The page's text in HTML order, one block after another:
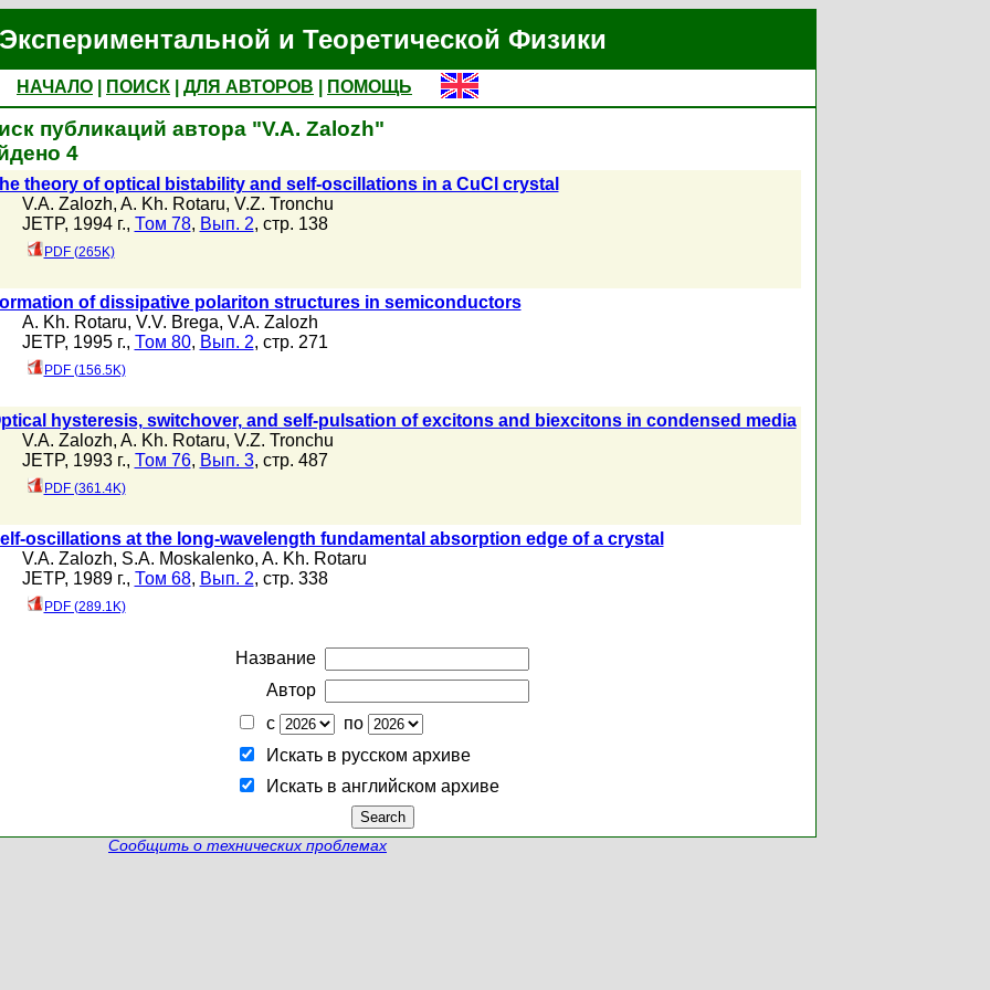
и Теоретической Физики
НАЧАЛО ПОИСК ДЛЯ АВТОРОВ ПОМОЩЬ
публикаций автора "V.A. Zalozh"
4
theory of optical bistability and self-oscillations in a CuCl crystal
V.A. Zalozh, A. Kh. Rotaru, V.Z. Tronchu
JETP, 1994 г., Том 78, Вып. 2, стр. 138
PDF (265K)
of dissipative polariton structures in semiconductors
A. Kh. Rotaru, V.V. Brega, V.A. Zalozh
JETP, 1995 г., Том 80, Вып. 2, стр. 271
PDF (156.5K)
hysteresis, switchover, and self-pulsation of excitons and biexcitons in condensed media
V.A. Zalozh, A. Kh. Rotaru, V.Z. Tronchu
JETP, 1993 г., Том 76, Вып. 3, стр. 487
PDF (361.4K)
oscillations at the long-wavelength fundamental absorption edge of a crystal
V.A. Zalozh, S.A. Moskalenko, A. Kh. Rotaru
JETP, 1989 г., Том 68, Вып. 2, стр. 338
PDF (289.1K)
Название
Автор
с
по
Искать в русском архиве
Искать в английском архиве
Сообщить о технических проблемах